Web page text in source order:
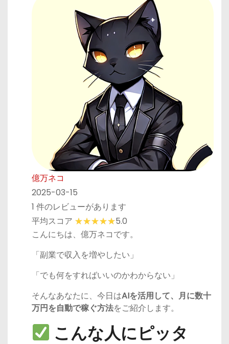
億万ネコ
2025-03-15
1 件のレビューがあります
平均スコア
5.0
こんにちは、億万ネコです。
「副業で収入を増やしたい」
「でも何をすればいいのかわからない」
そんなあなたに、今日はAIを活用して、月に数十
万円を自動で稼ぐ方法をご紹介します。
こんな人にピッタ